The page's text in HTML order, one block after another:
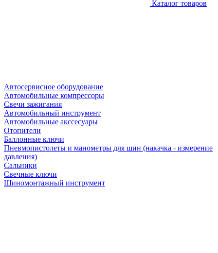
Каталог товаров
Автосервисное оборудование
Автомобильные компрессоры
Свечи зажигания
Автомобильный инструмент
Автомобильные акссесуары
Отопители
Баллонные ключи
Пневмопистолеты и манометры для шин (накачка - измерение
давления)
Сальники
Свечные ключи
Шиномонтажный инструмент